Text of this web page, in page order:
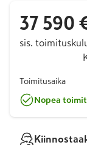
37 590
sis.
Toimitusaika
Nopea